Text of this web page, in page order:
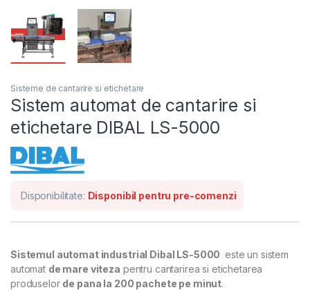
Sisteme de cantarire si etichetare
Sistem automat de cantarire si
etichetare DIBAL LS-5000
Disponibilitate: Disponibil pentru pre-comenzi
Sistemul automat industrial Dibal LS-5000 este un sistem
automat de mare viteza pentru cantarirea si etichetarea
produselor de pana la 200 pachete pe minut.